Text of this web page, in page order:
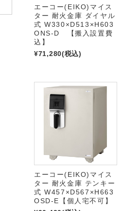
エーコー(EIKO)マイス
ター 耐火金庫 ダイヤル
式 W330×D513×H603
ONS-D 【搬入設置費
込】
¥71,280(税込)
エーコー(EIKO)マイス
ター 耐火金庫 テンキー
式 W457×D567×H663
OSD-E【個人宅不可】